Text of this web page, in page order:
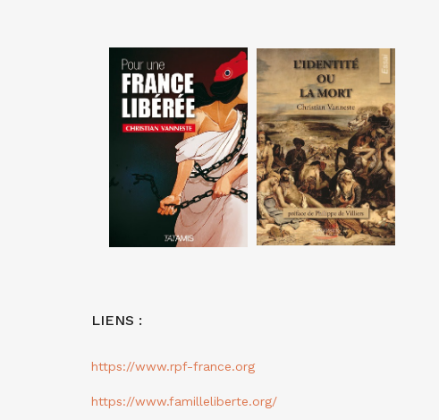
LIENS :
https://www.rpf-france.org
https://www.familleliberte.org/